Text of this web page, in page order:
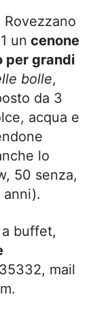
Rovezzano
un cenone
per grandi
bolle,
da 3
acqua e
lo
50 senza,
buffet,
mail
.